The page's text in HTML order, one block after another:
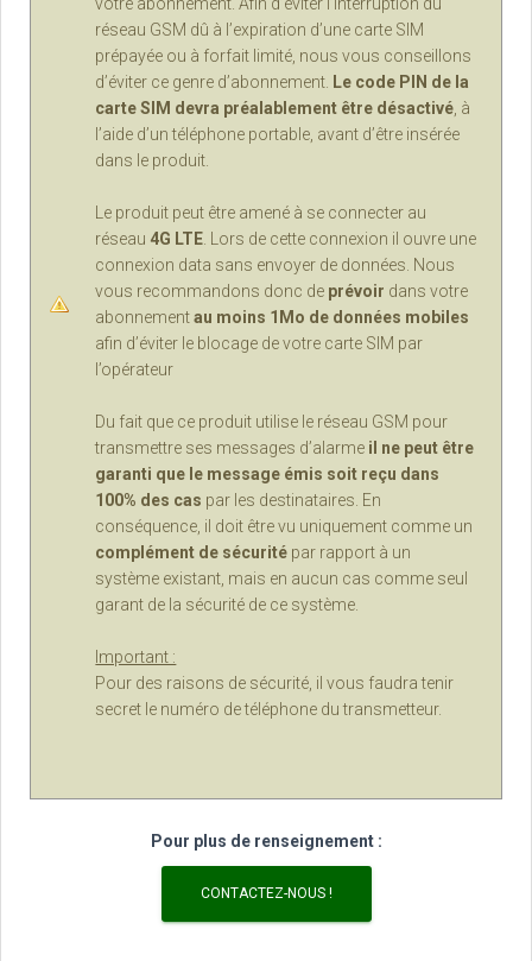
réseau GSM dû à l’expiration d’une carte SIM
prépayée ou à forfait limité, nous vous conseillons
d’éviter ce genre d’abonnement. Le code PIN de la
carte SIM devra préalablement être désactivé , à
l’aide d’un téléphone portable, avant d’être insérée
dans le produit.
Le produit peut être amené à se connecter au
réseau 4G LTE . Lors de cette connexion il ouvre une
connexion data sans envoyer de données. Nous
vous recommandons donc de prévoir dans votre
abonnementau moins 1Mo de données mobiles
afin d’éviter le blocage de votre carte SIM par
l’opérateur
Du fait que ce produit utilise le réseau GSM pour
transmettre ses messages d’alarme il ne peut être
garanti que le message émis soit reçu dans
100% des cas par les destinataires. En
conséquence, il doit être vu uniquement comme un
complément de sécurité par rapport à un
système existant, mais en aucun cas comme seul
garant de la sécurité de ce système.
Important :
Pour des raisons de sécurité, il vous faudra tenir
secret le numéro de téléphone du transmetteur.
Pour plus de renseignement :
CONTACTEZ-NOUS !